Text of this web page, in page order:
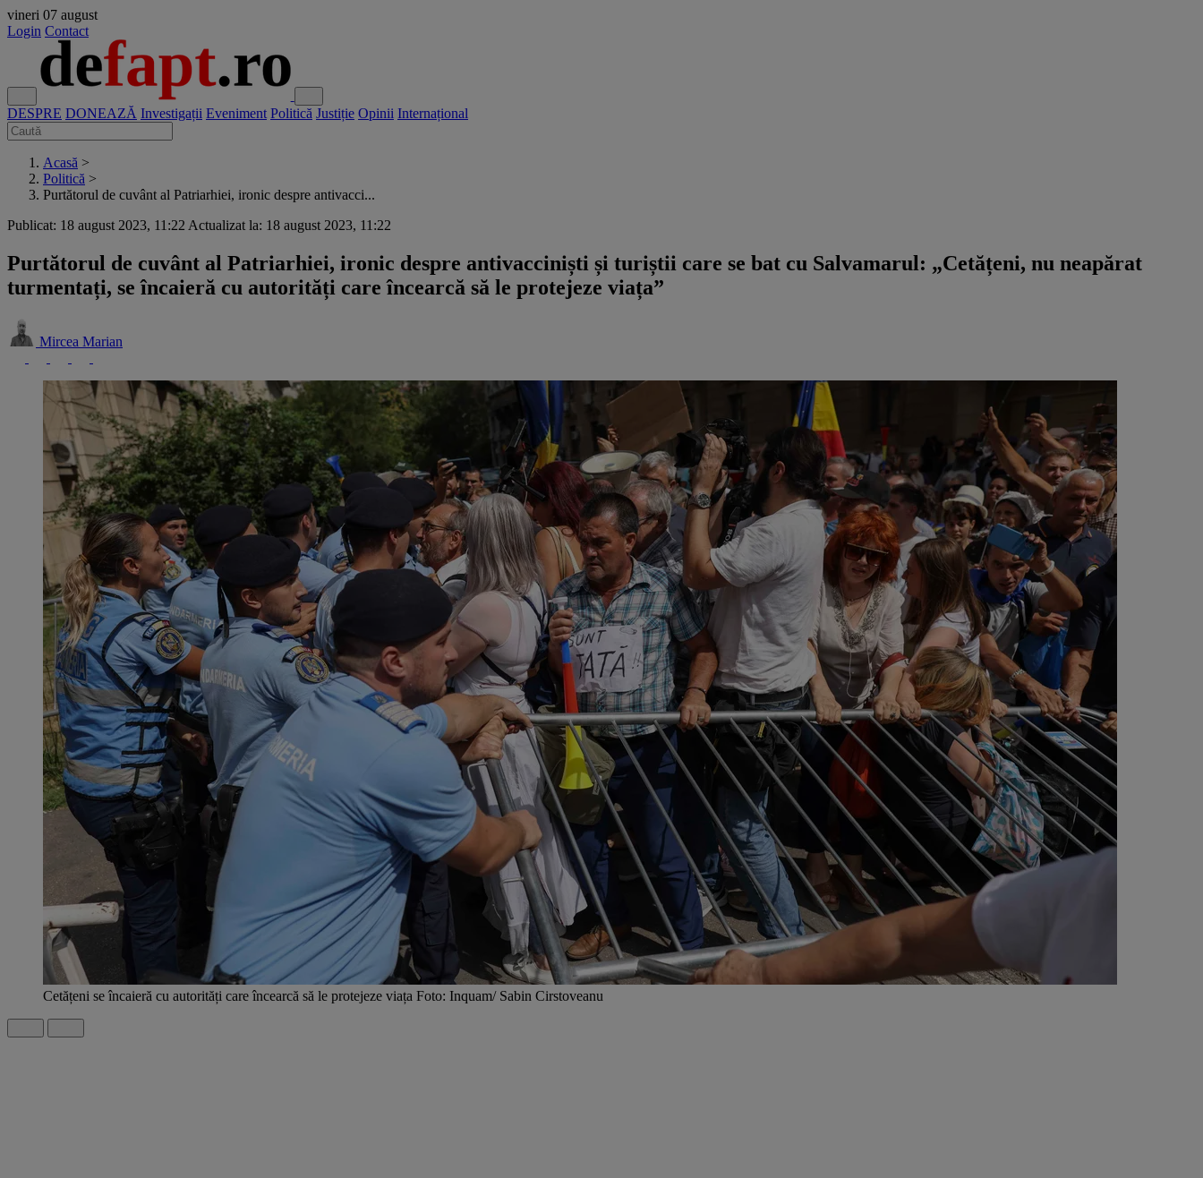
vineri 07 august
Login Contact
DESPRE DONEAZĂ Investigații Eveniment Politică Justiție Opinii Internațional
Acasă >
Politică >
Purtătorul de cuvânt al Patriarhiei, ironic despre antivacci...
Publicat: 18 august 2023, 11:22 Actualizat la: 18 august 2023, 11:22
Purtătorul de cuvânt al Patriarhiei, ironic despre antivacciniști și turiștii care se bat cu Salvamarul: „Cetățeni, nu neapărat
turmentați, se încaieră cu autorități care încearcă să le protejeze viața”
Mircea Marian
Cetățeni se încaieră cu autorități care încearcă să le protejeze viața Foto: Inquam/ Sabin Cirstoveanu